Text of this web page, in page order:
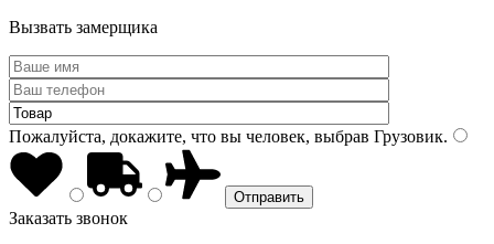
Вызвать замерщика
Пожалуйста, докажите, что вы человек, выбрав Грузовик.
Заказать звонок